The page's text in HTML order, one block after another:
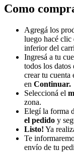
Como
Agregá los
luego hacé clic
inferior del
Ingresá a tu
todos los datos
crear tu cuenta
en Continuar.
Seleccioná el
zona.
Elegí la forma
el pedido y
Listo! Ya
Te
envío de tu